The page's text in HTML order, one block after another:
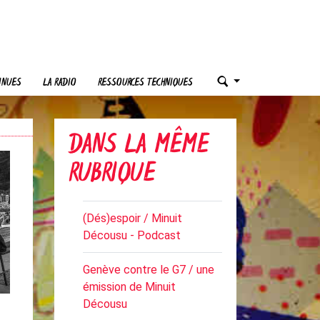
LA RADIO RESSOURCES TECHNIQUES
DANS LA MÊME
RUBRIQUE
(Dés)espoir / Minuit
Décousu - Podcast
Genève contre le G7 / une
émission de Minuit
Décousu